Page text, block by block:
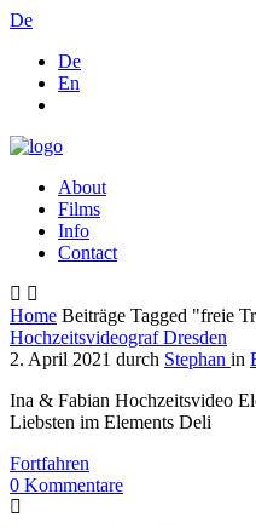
De
De
En
About
Films
Info
Contact
Home Beiträge Tagged "freie
Hochzeitsvideograf Dresden
2. April 2021 durch Stephan in
Ina & Fabian Hochzeitsvideo
Liebsten im Elements Deli
Fortfahren
0 Kommentare